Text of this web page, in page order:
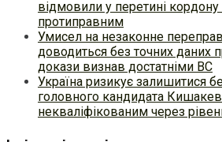
відмовили у перетині
протиправним
Умисел на незаконне
доводиться без точних даних
докази визнав достатніми ВС
Україна ризикує залишитися
головного кандидата
некваліфікованим через